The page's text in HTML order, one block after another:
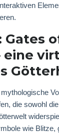
Gates
eine
die sowohl
wie Blitze,